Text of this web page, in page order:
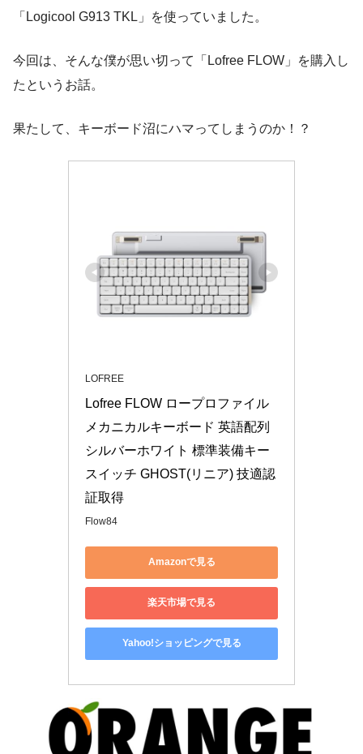
「Logicool G913 TKL」を使っていました。
今回は、そんな僕が思い切って「Lofree FLOW」を購入し
たというお話。
果たして、キーボード沼にハマってしまうのか！？
LOFREE
Lofree FLOW ロープロファイル
メカニカルキーボード 英語配列
シルバーホワイト 標準装備キー
スイッチ GHOST(リニア) 技適認
証取得
Flow84
Amazonで見る
楽天市場で見る
Yahoo!ショッピングで見る